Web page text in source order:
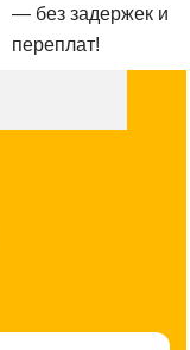
— без задержек и
переплат!